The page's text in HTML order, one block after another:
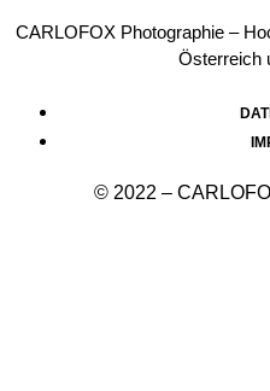
© 2022 –
CARLOFOX Photographie –
Österreich